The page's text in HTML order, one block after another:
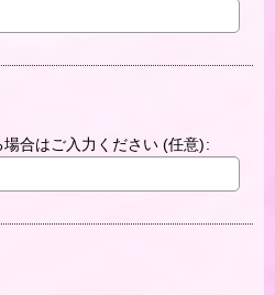
場合はご入力ください (任意):